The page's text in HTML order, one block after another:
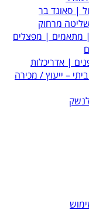
| סאונד בר
שליטה מרחוק
מתאמים | מפצלים
| אדריכלות
– ייעוץ / מכירה